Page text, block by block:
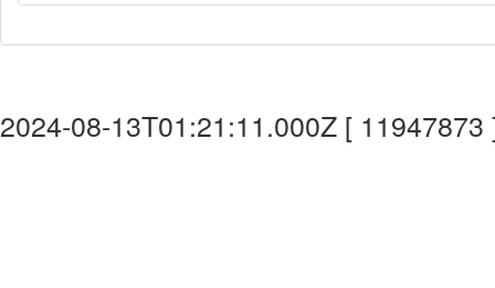
2024-08-13T01:21:11.000Z [ 11947873